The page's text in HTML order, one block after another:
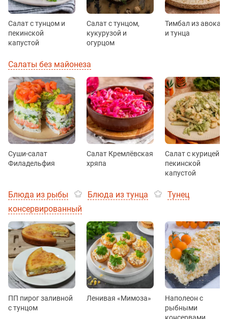
Салат с тунцом и
пекинской
капустой
Салат с тунцом,
кукурузой и
огурцом
Тимбал из
и тунца
Салаты без майонеза
Суши-салат
Филадельфия
Салат Кремлёвская
хряпа
Салат с курицей и
пекинской
капустой
Блюда из рыбы Блюда из тунца
Тунец
консервированный
ПП пирог заливной
с тунцом
Ленивая «Мимоза»
Наполеон с
рыбными